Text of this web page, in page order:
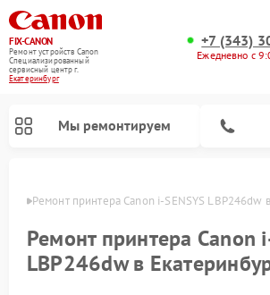
FIX-CANON
Ремонт устройств Canon
Специализированный
cервисный центр г.
Екатеринбург
+7 (343)
Ежедневно с
Мы ремонтируем
Ремонт принтера Canon i-SENSYS LBP246dw
Ремонт принтера Canon
LBP246dw в